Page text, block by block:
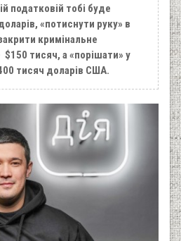
податковій тобі буде
«потиснути руку» в
кримінальне
тисяч, а «порішати» у
тисяч доларів США.